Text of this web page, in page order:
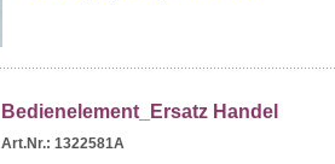
Bedienelement_Ersatz Handel
Art.Nr.: 1322581A